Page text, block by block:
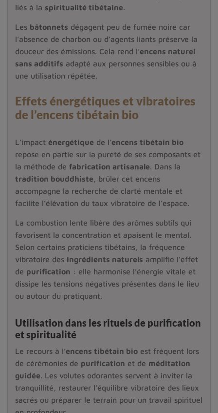
liés à la spiritualité tibétaine.
Les bâtonnets dégagent peu de fumée noire car
l’absence de charbon ou d’agents liants préserve la
douceur des émissions. Cela rend l’encens naturel
sans additifs adapté aux personnes sensibles ou à
une utilisation répétée.
Effets énergétiques et vibratoires
de l’encens tibétain bio
L’impact énergétique de l’encens tibétain bio
repose en partie sur la pureté de ses composants et
la méthode de fabrication artisanale. Dans la
tradition bouddhiste , brûler cet encens
accompagne la recherche de clarté mentale et
facilite l’élévation du taux vibratoire de l’espace.
La combustion lente libère des arômes subtils qui
favorisent la concentration et apaisent le mental.
Selon certains praticiens tibétains, la fréquence
vibratoire des ingrédients naturels amplifie l’effet
de purification : elle harmonise l’énergie vitale et
dissipe les tensions négatives présentes dans le lieu
ou autour du pratiquant.
Utilisation dans les rituels de purification
et spiritualité
Le recours à l’encens tibétain bioest fréquent lors
de cérémonies de purification et de méditation
guidée. Les volutes odorantes servent à inviter la
tranquillité, restaurer l’équilibre vibratoire des lieux
sacrés ou préparer le terrain pour un travail spirituel